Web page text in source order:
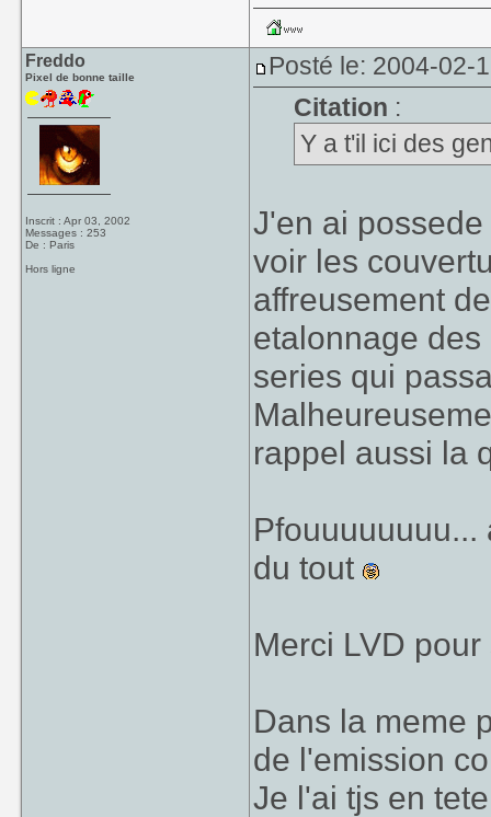
Freddo
Pixel de bonne taille
Inscrit : Apr 03, 2002
Messages : 253
De : Paris
Hors ligne
Posté le: 2004-02-
Citation :
Y a t'il ici des
J'en ai
voir les
affreusement
etalonnage
series qui
rappel aussi la
Pfouuuuuuuu...
du tout
Merci LVD
Dans la meme
de l'emission
Je l'ai tjs en